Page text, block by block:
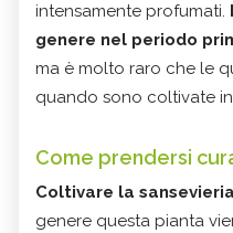
intensamente profumati.
genere nel periodo
ma è molto raro che le
quando sono coltivate
Come prendersi
Coltivare la
genere questa pianta